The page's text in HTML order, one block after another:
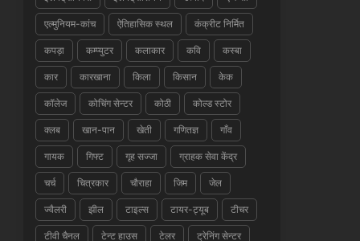
एल्मुनियम-कांच ऐतिहासिक स्थल कंक्रीट निर्मित
कपड़ा कम्प्युटर कलाकार कवि कस्बा
कार कारखाना किला किसान केक
कॉलेज कोचिंग सेन्टर कोठी कोल्ड स्टोर
क्लब खान-पान खेती गणितज्ञ गाँव
गायक गिफ्ट गृह सज्जा ग्राहक सेवा केंद्र
चर्च चित्रकार चौराहा जिम जेल
ज्वैलरी झील टाइल्स टायर-ट्यूब टीचर
टीवी चैनल टेन्ट हाउस टेलर ट्रेनिंग सेन्टर